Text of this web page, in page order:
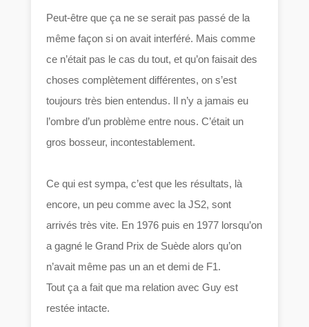
Peut-être que ça ne se serait pas passé de la
même façon si on avait interféré. Mais comme
ce n’était pas le cas du tout, et qu’on faisait des
choses complètement différentes, on s’est
toujours très bien entendus. Il n’y a jamais eu
l’ombre d’un problème entre nous. C’était un
gros bosseur, incontestablement.
Ce qui est sympa, c’est que les résultats, là
encore, un peu comme avec la JS2, sont
arrivés très vite. En 1976 puis en 1977 lorsqu’on
a gagné le Grand Prix de Suède alors qu’on
n’avait même pas un an et demi de F1.
Tout ça a fait que ma relation avec Guy est
restée intacte.